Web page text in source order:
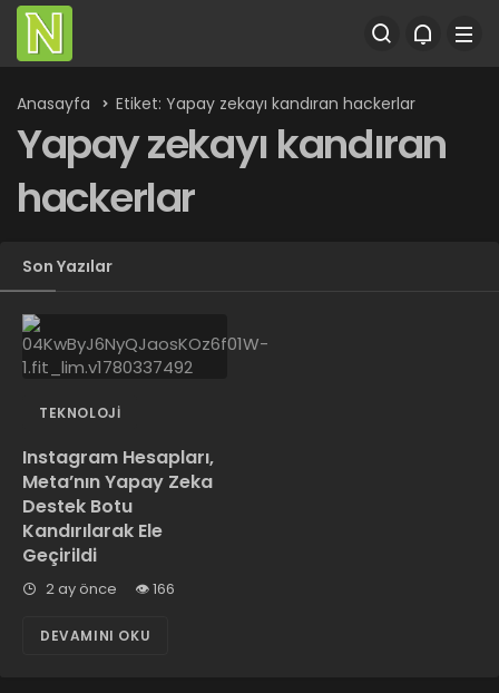
Anasayfa Etiket: Yapay zekayı kandıran hackerlar
Yapay zekayı kandıran
hackerlar
Son Yazılar
TEKNOLOJI
Instagram Hesapları,
Meta’nın Yapay Zeka
Destek Botu
Kandırılarak Ele
Geçirildi
2 ay önce 166
DEVAMINI OKU